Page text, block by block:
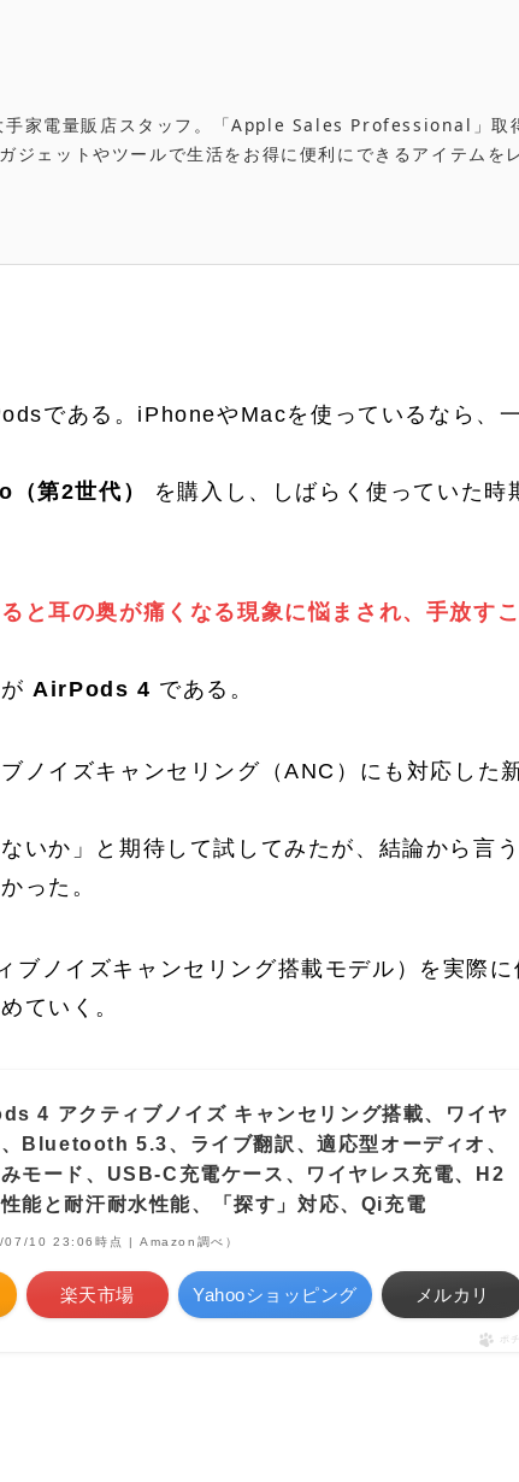
手家電量販店スタッフ。「Apple Sales Professional」取
ェットやツールで生活をお得に便利にできるアイテムを
である。iPhoneやMacを使っているなら、
第2世代）
を購入し、しばらく使っていた時
と耳の奥が痛くなる現象に悩まされ、手放す
がAirPods 4 である。
ノイズキャンセリング（ANC）にも対応した
いか」と期待して試してみたが、結論から言う
った。
ノイズキャンセリング搭載モデル）を実際に
ていく。
4 アクティブノイズ キャンセリング搭載、ワイヤ
Bluetooth 5.3、ライブ翻訳、適応型オーディオ、
モード、USB-C充電ケース、ワイヤレス充電、H2
能と耐汗耐水性能、「探す」対応、Qi充電
07/10 23:06時点 | Amazon調べ）
楽天市場 Yahooショッピング メルカリ
ポ